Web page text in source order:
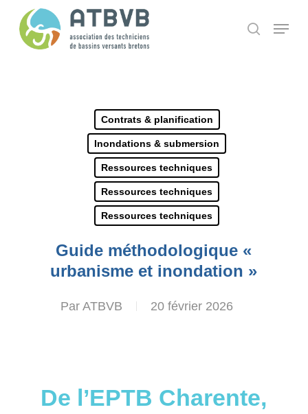
search
Menu
Contrats & planification
Inondations & submersion
Ressources techniques
Ressources techniques
Ressources techniques
Guide méthodologique «
urbanisme et inondation »
Par ATBVB 20 février 2026
De l’EPTB Charente,
Panneau de gestion des cookies